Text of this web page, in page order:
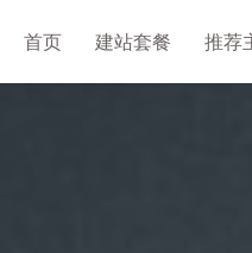
首页 建站套餐 推荐